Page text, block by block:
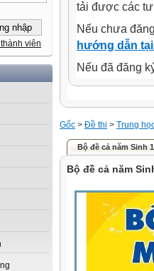
viên
tải được các
Nếu chưa
hướng dẫn
Nếu đã đăng
Gốc > Đề thi > Trung
Bộ đề cả năm Sinh
Bộ đề cả năm